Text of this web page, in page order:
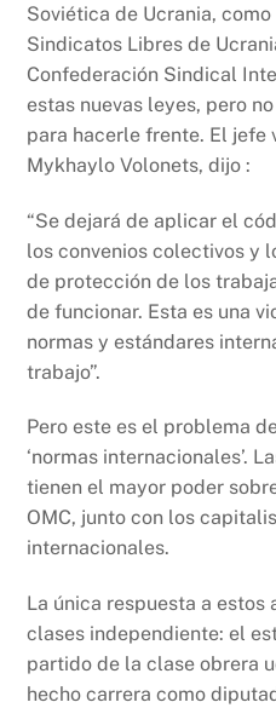
Soviética de Ucrania,
Sindicatos Libres de
Confederación Sindical
estas nuevas leyes, pero
para hacerle frente. El jefe
Mykhaylo Volonets, dijo :
“Se dejará de aplicar el
los convenios colectivos y
de protección de los
de funcionar. Esta es una
normas y estándares
trabajo”.
Pero este es el problema
‘normas internacionales’.
tienen el mayor poder
OMC, junto con los
internacionales.
La única respuesta a estos
clases independiente: el
partido de la clase obrera
hecho carrera como